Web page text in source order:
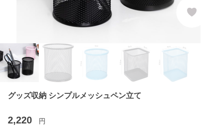
グッズ収納 シンプルメッシュペン立て
2,220 円